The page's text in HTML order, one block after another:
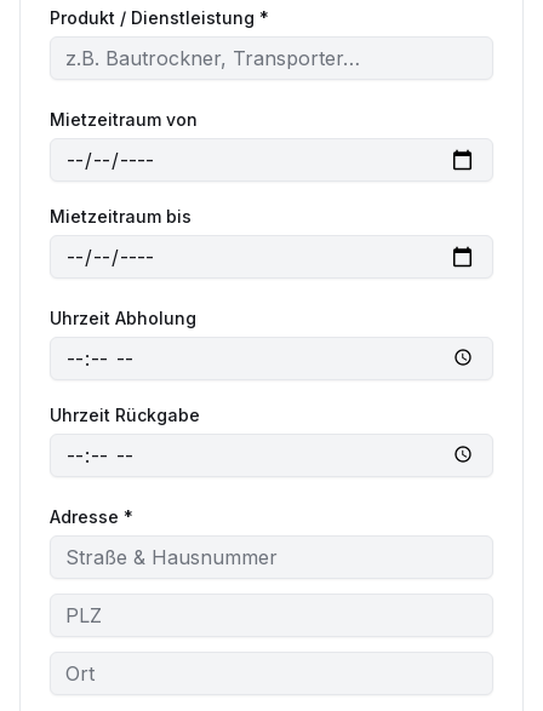
Produkt / Dienstleistung *
Mietzeitraum von
Mietzeitraum bis
Uhrzeit Abholung
Uhrzeit Rückgabe
Adresse *